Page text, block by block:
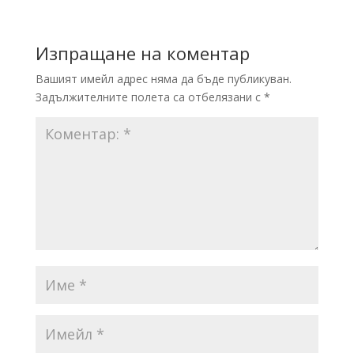
Изпращане на коментар
Вашият имейл адрес няма да бъде публикуван.
Задължителните полета са отбелязани с *